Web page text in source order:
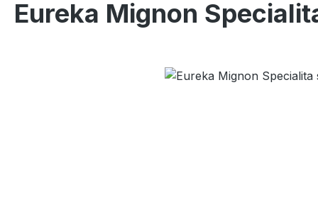
Eureka Mignon